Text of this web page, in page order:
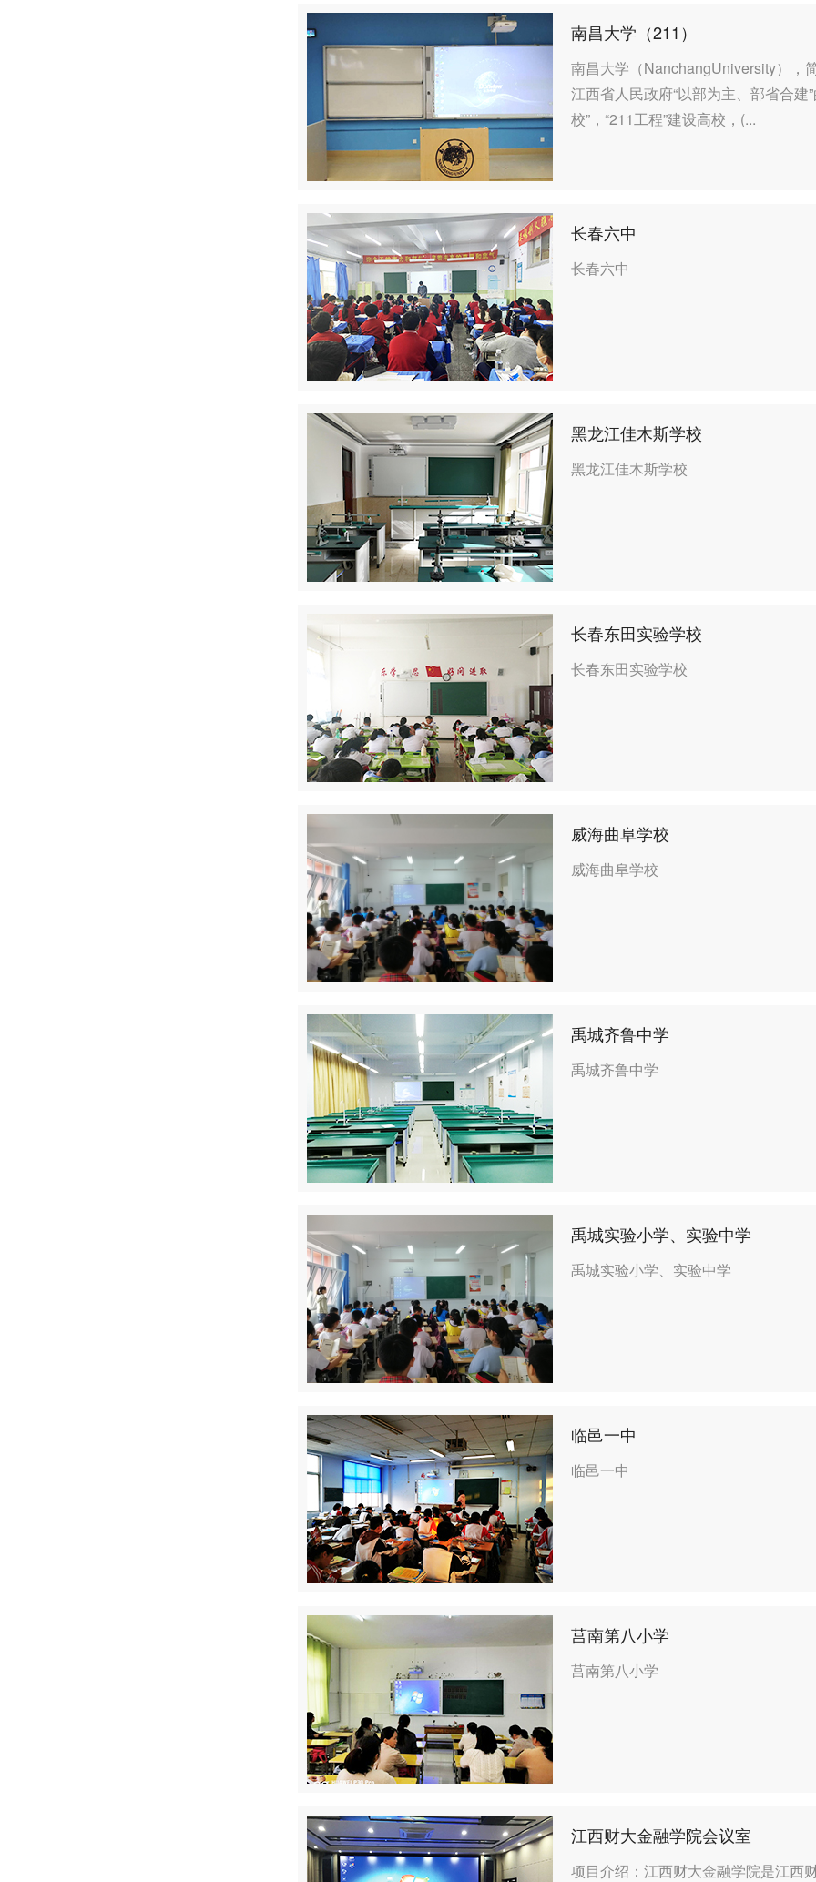
南昌大学（211）
南昌大学（NanchangUniversity），
江西省人民政府“以部为主、部省合
校”，“211工程”建设高校，(...
长春六中
长春六中
黑龙江佳木斯学校
黑龙江佳木斯学校
长春东田实验学校
长春东田实验学校
威海曲阜学校
威海曲阜学校
禹城齐鲁中学
禹城齐鲁中学
禹城实验小学、实验中学
禹城实验小学、实验中学
临邑一中
临邑一中
莒南第八小学
莒南第八小学
江西财大金融学院会议室
项目介绍：江西财大金融学院是江西